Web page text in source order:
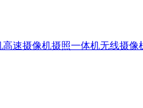
高速摄像机摄照一体机无线摄像